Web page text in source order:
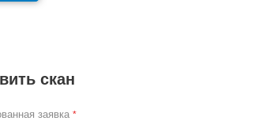
скан
заявка *